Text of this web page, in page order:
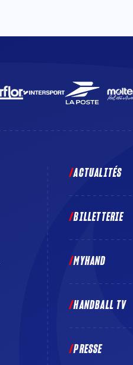
ACTUALITÉS
BILLETTERIE
MYHAND
HANDBALL TV
PRESSE